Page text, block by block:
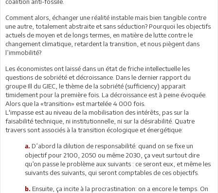
Comment alors, échanger une réalité instable mais bien tangible contre
une autre, totalement abstraite et sans séduction? Pourquoi les objectifs
actuels de moyen et de longs termes, en matière de lutte contre le
changement climatique, retardent la transition, et nous piègent dans
l’immobilité?
Les économistes ont laissé dans un état de friche intellectuelle les
questions de sobriété et décroissance. Dans le dernier rapport du
groupe Ill du GIEC, le thème de la sobriété (sufficiency) apparait
timidement pour la première fois. La décroissance est à peine évoquée.
Alors que la «transition» est martelée 4 000 fois.
L'impasse est au niveau de la mobilisation des intérêts, pas sur la
faisabilité technique, ni institutionnelle, ni sur la désirabilité. Quatre
travers sont associés à la transition écologique et énergétique:
a. D’abord la dilution de responsabilité: quand on se fixe un
objectif pour 2100, 2050 ou même 2030, ça veut surtout dire
qu’on passe le problème aux suivants : ce seront eux, et même les
suivants des suivants, qui seront comptables de ces objectifs.
b. Ensuite, ça incite à la procrastination: on a encore le temps. On